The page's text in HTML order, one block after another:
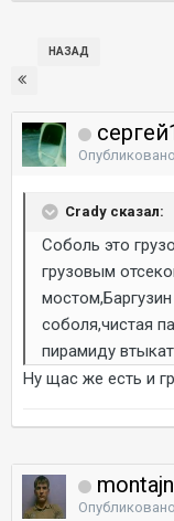
НАЗАД
Опубликовано
Crady сказал:
Соболь это
грузовым
соболя,чистая
пирамиду
Ну щас же есть и
Опубликовано